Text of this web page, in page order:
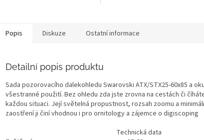
Popis Diskuze Ostatní informace
Detailní popis produktu
Sada pozorovacího dalekohledu Swarovski ATX/STX25-60x85 a
všestranné použití. Bez ohledu zda jste zrovna na cestách či
každou situaci. Její světelná propustnost, rozsah zoomu a
zaostření ji činí vhodnou i pro ornitology a zájemce o digiscoping
Technická data